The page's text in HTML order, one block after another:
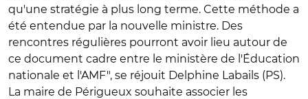
qu'une stratégie à plus long terme. Cette méthode a
été entendue par la nouvelle ministre. Des
rencontres régulières pourront avoir lieu autour de
ce document cadre entre le ministère de l'Éducation
nationale et l'AMF", se réjouit Delphine Labails (PS).
La maire de Périgueux souhaite associer les